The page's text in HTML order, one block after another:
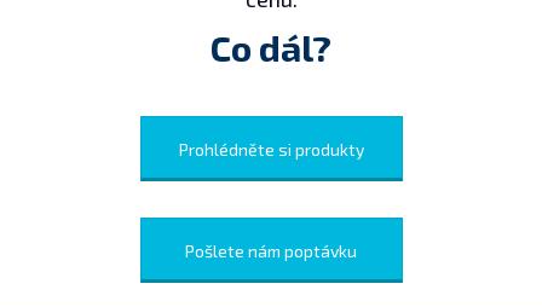
Co dál?
Prohlédněte si produkty
Pošlete nám poptávku